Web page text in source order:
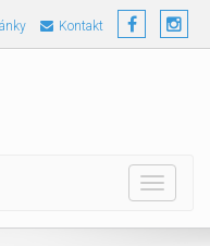
Kontakt
Toggle